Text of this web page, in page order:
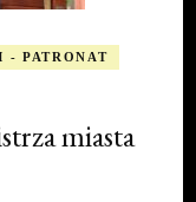
PATRONAT
miasta